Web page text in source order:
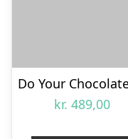
kr. 489,00